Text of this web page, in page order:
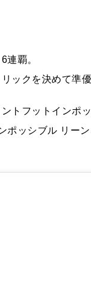
連覇。
ックを決めて準
トフットインポ
ポッシブル リー